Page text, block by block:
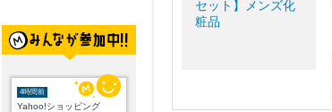
4時間前
Yahoo!ショッピング